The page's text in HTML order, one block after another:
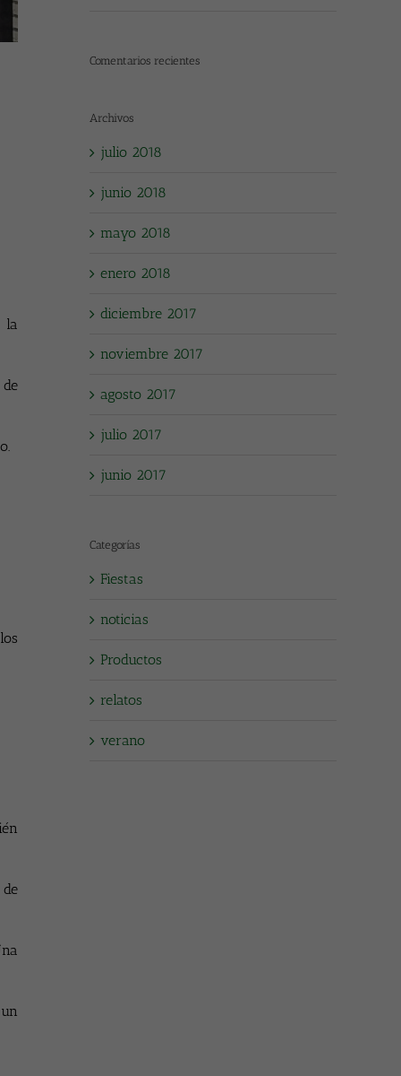
la
Comentarios recientes
Archivos
julio 2018
junio 2018
mayo 2018
enero 2018
diciembre 2017
noviembre 2017
agosto 2017
julio 2017
junio 2017
Categorías
Fiestas
noticias
Productos
relatos
verano